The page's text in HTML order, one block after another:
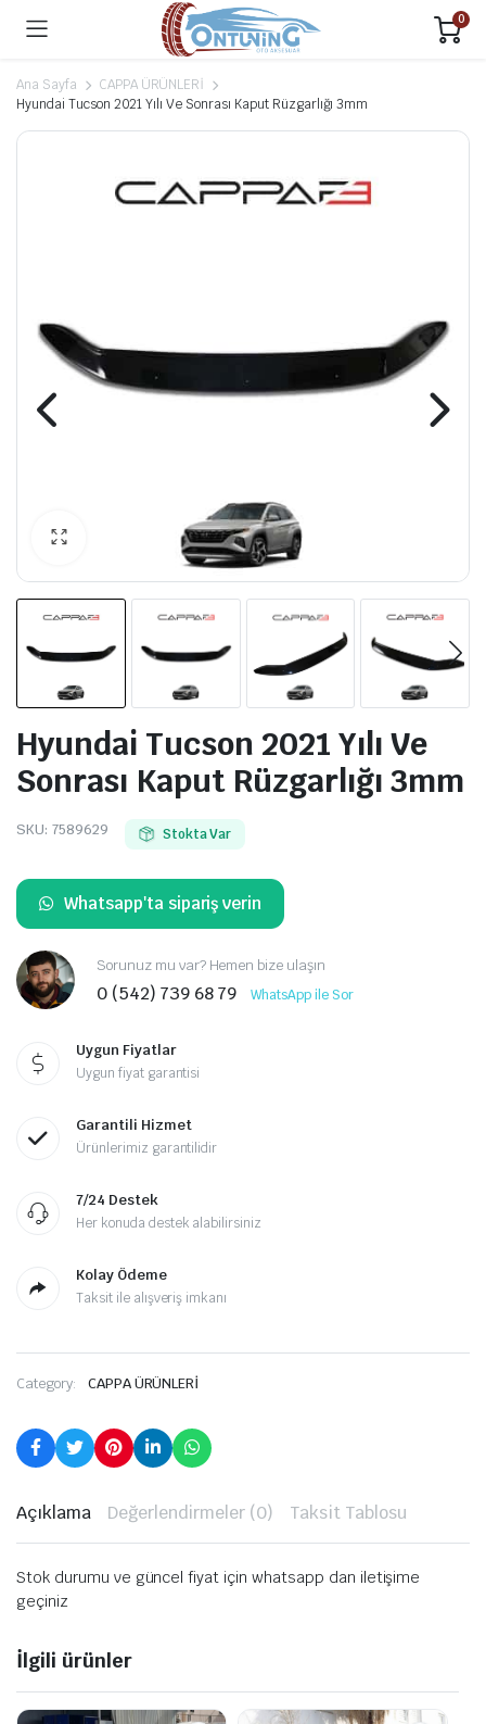
0
Ana Sayfa
CAPPA ÜRÜNLERİ
Hyundai Tucson 2021 Yılı Ve Sonrası Kaput Rüzgarlığı 3mm
Hyundai Tucson 2021 Yılı Ve
Sonrası Kaput Rüzgarlığı 3mm
SKU: 7589629 Stokta Var
Whatsapp'ta sipariş verin
Sorunuz mu var? Hemen bize ulaşın
0 (542) 739 68 79 WhatsApp ile Sor
Uygun Fiyatlar
Uygun fiyat garantisi
Garantili Hizmet
Ürünlerimiz garantilidir
7/24 Destek
Her konuda destek alabilirsiniz
Kolay Ödeme
Taksit ile alışveriş imkanı
Category: CAPPA ÜRÜNLERİ
Açıklama Değerlendirmeler (0) Taksit Tablosu
Stok durumu ve güncel fiyat için whatsapp dan iletişime
geçiniz
İlgili ürünler